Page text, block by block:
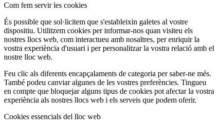
Com fem servir les cookies
És possible que sol·licitem que s'estableixin galetes al vostre
dispositiu. Utilitzem cookies per informar-nos quan visiteu els
nostres llocs web, com interactueu amb nosaltres, per enriquir la
vostra experiència d'usuari i per personalitzar la vostra relació amb el
nostre lloc web.
Feu clic als diferents encapçalaments de categoria per saber-ne més.
També podeu canviar algunes de les vostres preferències. Tingueu
en compte que bloquejar alguns tipus de cookies pot afectar la vostra
experiència als nostres llocs web i els serveis que podem oferir.
Cookies essencials del lloc web